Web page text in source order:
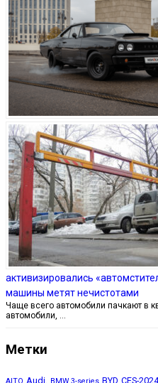
активизировались
машины метят нечистотами
Чаще всего автомобили пачкают в
автомобили, …
Метки
AITO Audi, BMW 3-series BYD CES-